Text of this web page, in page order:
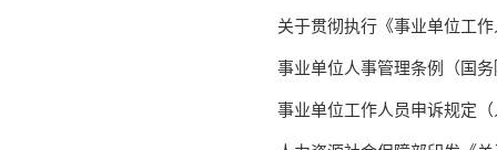
关于贯彻执行《事业单位工
事业单位人事管理条例（国
事业单位工作人员申诉规定